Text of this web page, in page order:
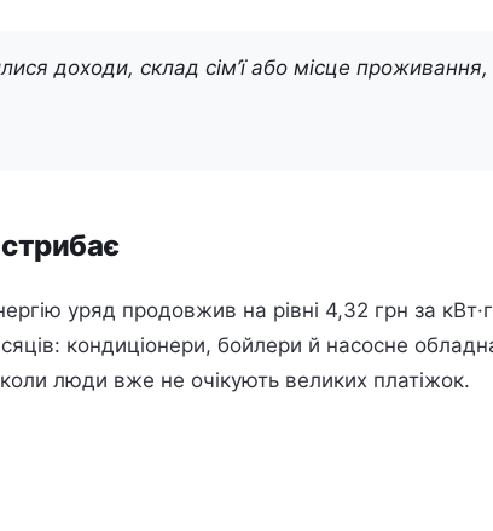
доходи, склад сім’ї або місце проживання,
уряд продовжив на рівні 4,32 грн за
кондиціонери, бойлери й насосне
люди вже не очікують великих платіжок.